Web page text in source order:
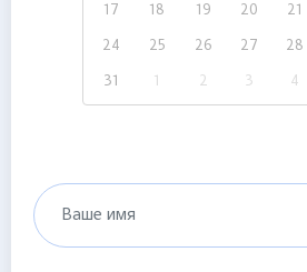
17 18 19 20 21
24 25 26 27 28
31 1 2 3 4
Ваше имя